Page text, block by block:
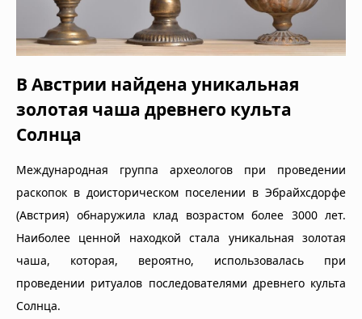
В Австрии найдена уникальная
золотая чаша древнего культа
Солнца
Международная группа археологов при проведении
раскопок в доисторическом поселении в Эбрайхсдорфе
(Австрия) обнаружила клад возрастом более 3000 лет.
Наиболее ценной находкой стала уникальная золотая
чаша, которая, вероятно, использовалась при
проведении ритуалов последователями древнего культа
Солнца.